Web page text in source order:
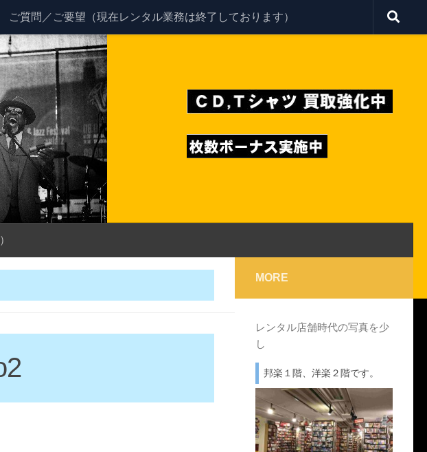
ご質問／ご要望（現在レンタル業務は終了しております）
MORE
レンタル店舗時代の写真を少
し
邦楽１階、洋楽２階です。